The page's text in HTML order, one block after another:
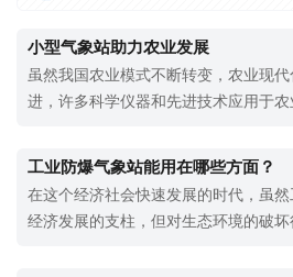
小型气象站助力农业发展
虽然我国农业模式不断转变，农业现代
进，许多科学仪器和先进技术应用于农
站可用于对风速、风向、气温、空气湿
量、气压、光照、温度、湿度等进行
测。通过小范围的研究，冰雹对农作物
工业防爆气象站能用在哪些方面？
在这个经济社会快速发展的时代，虽然
经济发展的支柱，但对生态环境的破